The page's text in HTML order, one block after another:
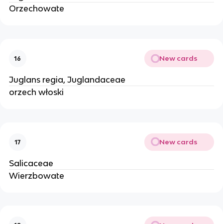
Orzechowate
16 New cards
Juglans regia, Juglandaceae
orzech włoski
17 New cards
Salicaceae
Wierzbowate